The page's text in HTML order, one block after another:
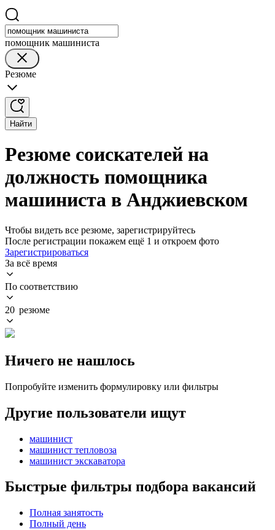
помощник машиниста
Резюме
Найти
Резюме соискателей на
должность помощника
машиниста в Анджиевском
Чтобы видеть все резюме, зарегистрируйтесь
После регистрации покажем ещё 1 и откроем фото
Зарегистрироваться
За всё время
По соответствию
20 резюме
Ничего не нашлось
Попробуйте изменить формулировку или фильтры
Другие пользователи ищут
машинист
машинист тепловоза
машинист экскаватора
Быстрые фильтры подбора вакансий
Полная занятость
Полный день